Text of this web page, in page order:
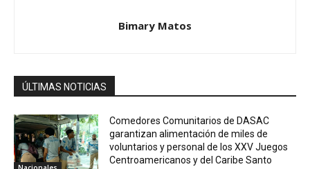
Bimary Matos
ÚLTIMAS NOTICIAS
Comedores Comunitarios de DASAC
garantizan alimentación de miles de
voluntarios y personal de los XXV Juegos
Centroamericanos y del Caribe Santo